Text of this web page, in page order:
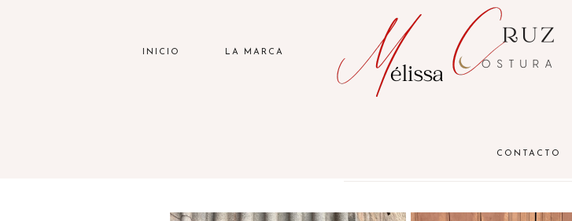
INICIO LA MARCA
CONTACTO